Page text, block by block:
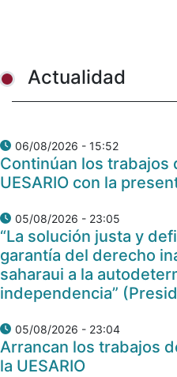
Actualidad
06/08/2026 - 15:52
Continúan los trabajos
UESARIO con la
05/08/2026 - 23:05
“La solución justa y
garantía del derecho
saharaui a la
independencia”
05/08/2026 - 23:04
Arrancan los trabajos
la UESARIO